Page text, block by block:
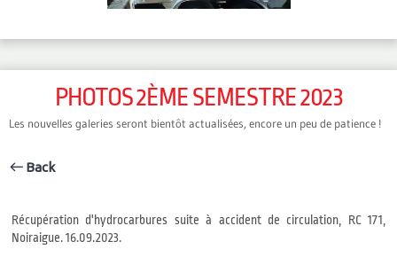
PHOTOS 2ÈME SEMESTRE 2023
Les nouvelles galeries seront bientôt actualisées, encore un peu de patience !
Back
Récupération d'hydrocarbures suite à accident de circulation, RC 171,
Noiraigue. 16.09.2023.